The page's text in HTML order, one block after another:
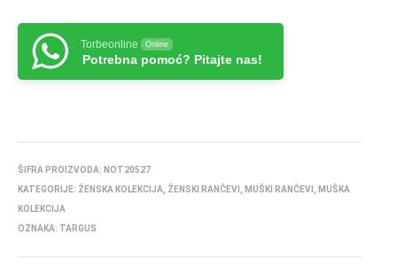
Torbeonline Online
Potrebna pomoć? Pitajte nas!
ŠIFRA PROIZVODA: NOT20527
KATEGORIJE: ŽENSKA KOLEKCIJA ŽENSKI RANČEVI MUŠKI RANČEVI
MUŠKA
KOLEKCIJA
OZNAKA: TARGUS